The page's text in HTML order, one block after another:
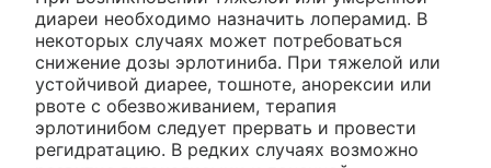
диареи необходимо назначить лоперамид. В
некоторых случаях может потребоваться
снижение дозы эрлотиниба. При тяжелой или
устойчивой диарее, тошноте, анорексии или
рвоте с обезвоживанием, терапия
эрлотинибом следует прервать и провести
регидратацию. В редких случаях возможно